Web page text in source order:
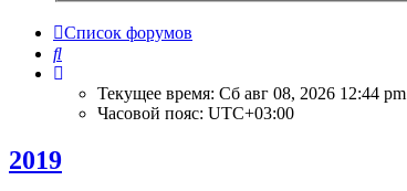
Список форумов
Поиск
Текущее время: Сб авг 08, 2026 12:44 pm
Часовой пояс: UTC+03:00
2019